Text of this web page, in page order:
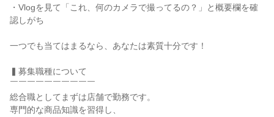
・Vlogを見て「これ、何のカメラで撮ってるの？」と概要欄を確
認しがち
一つでも当てはまるなら、あなたは素質十分です！
▍募集職種について
￣￣￣￣￣￣￣￣￣￣
総合職としてまずは店舗で勤務です。
専門的な商品知識を習得し、